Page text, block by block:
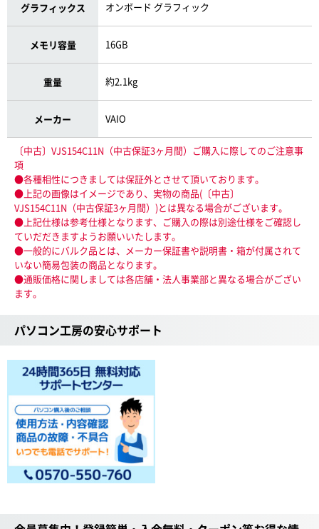
グラフィックス オンボード グラフィック
メモリ容量 16GB
重量 約2.1kg
メーカー VAIO
〔中古〕VJS154C11N（中古保証3ヶ月間）ご購入に際してのご注意事
項
●各種相性につきましては保証外とさせて頂いております。
●上記の画像はイメージであり、実物の商品(〔中古〕
VJS154C11N（中古保証3ヶ月間）)とは異なる場合がございます。
●上記仕様は参考仕様となります、ご購入の際は別途仕様をご確認し
ていだだきますようお願いいたします。
●一般的にバルク品とは、メーカー保証書や説明書・箱が付属されて
いない簡易包装の商品となります。
●通販価格に関しましては各店舗・法人事業部と異なる場合がござい
ます。
パソコン工房の安心サポート